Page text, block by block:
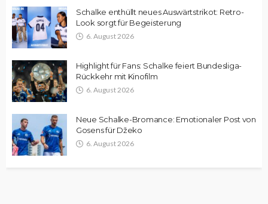
Schalke enthüllt neues Auswärtstrikot: Retro-
Look sorgt für Begeisterung
6. August 2026
Highlight für Fans: Schalke feiert Bundesliga-
Rückkehr mit Kinofilm
6. August 2026
Neue Schalke-Bromance: Emotionaler Post von
Gosens für Džeko
6. August 2026